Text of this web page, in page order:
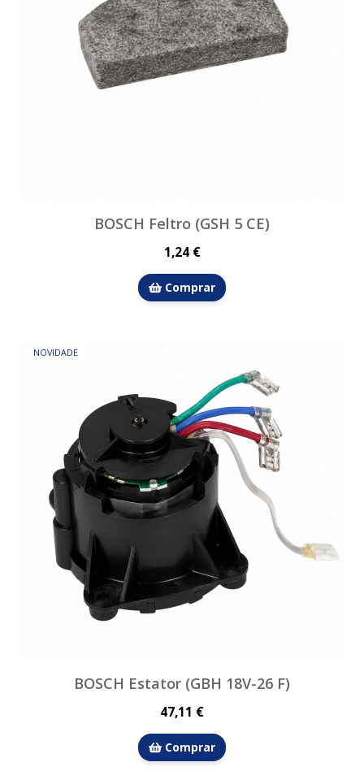
BOSCH Feltro (GSH 5 CE)
1,24 €
Comprar
NOVIDADE
BOSCH Estator (GBH 18V-26 F)
47,11 €
Comprar